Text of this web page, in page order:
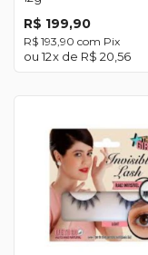
R$ 199,90
R$ 193,90 com Pix
12x de R$ 20,56